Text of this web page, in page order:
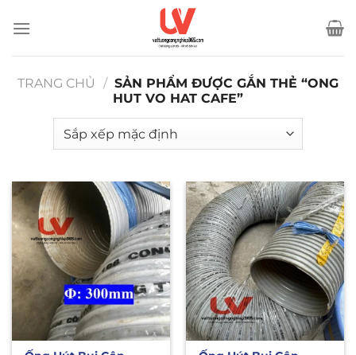
qua
TRANG CHỦ
/ SẢN PHẨM ĐƯỢC GẮN THẺ “ONG
HUT VO HAT CAFE”